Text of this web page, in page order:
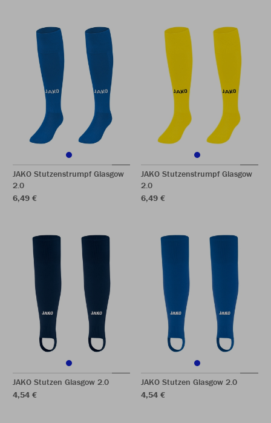
JAKO Stutzenstrumpf Glasgow
2.0
6,49 €
JAKO Stutzenstrumpf Glasgow
2.0
6,49 €
JAKO Stutzen Glasgow 2.0
4,54 €
JAKO Stutzen Glasgow 2.0
4,54 €